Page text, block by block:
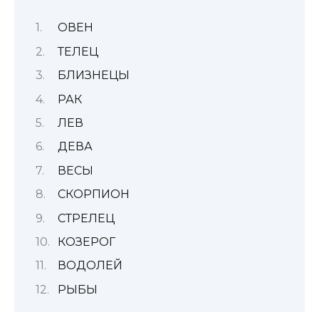
ОВЕН
ТЕЛЕЦ
БЛИЗНЕЦЫ
РАК
ЛЕВ
ДЕВА
ВЕСЫ
СКОРПИОН
СТРЕЛЕЦ
КОЗЕРОГ
ВОДОЛЕЙ
РЫБЫ